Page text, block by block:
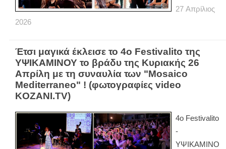
27 Απρίλιος
2026
Έτσι μαγικά έκλεισε το 4ο Festivalito της
ΥΨΙΚΑΜΙΝΟΥ το βράδυ της Κυριακής 26
Απρίλη με τη συναυλία των "Mosaico
Mediterraneo" ! (φωτογραφίες video
KOZANI.TV)
4ο Festivalito
-
ΥΨΙΚΑΜΙΝΟ